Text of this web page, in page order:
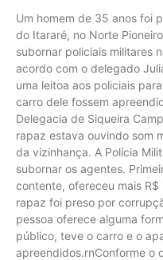
Um homem de 35 anos foi
do Itararé, no Norte
subornar policiais militares
acordo com o delegado
uma leitoa aos policiais
carro dele fossem
Delegacia de Siqueira
rapaz estava ouvindo som
da vizinhança. A Polícia
subornar os agentes.
contente, ofereceu mais R$
rapaz foi preso por
pessoa oferece alguma
público, teve o carro e o
apreendidos.rnConforme o